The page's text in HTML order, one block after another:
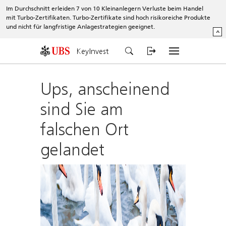
Im Durchschnitt erleiden 7 von 10 Kleinanlegern Verluste beim Handel
mit Turbo-Zertifikaten. Turbo-Zertifikate sind hoch risikoreiche Produkte
und nicht für langfristige Anlagestrategien geeignet.
^
KeyInvest
Ups, anscheinend
sind Sie am
falschen Ort
gelandet